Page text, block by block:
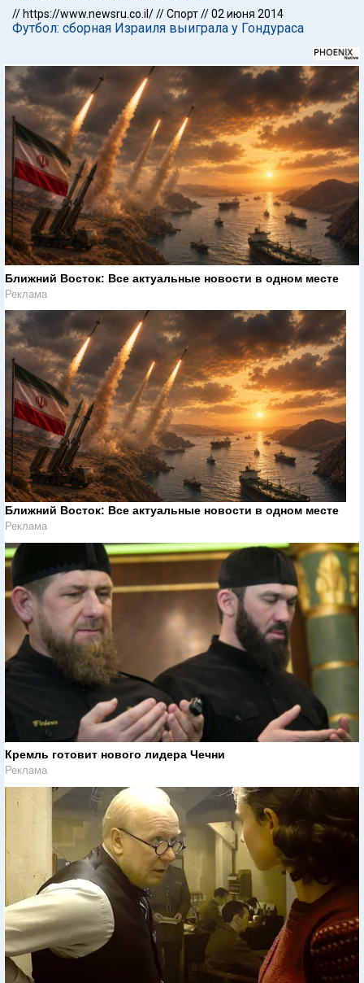
// https://www.newsru.co.il///Спорт//02 июня 2014
Футбол: сборная Израиля выиграла у Гондураса
Ближний Восток: Все актуальные новости в одном месте
Реклама
Ближний Восток: Все актуальные новости в одном месте
Реклама
Кремль готовит нового лидера Чечни
Реклама